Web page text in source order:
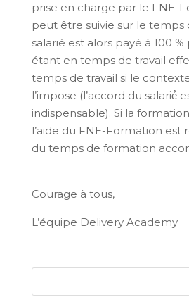
prise en charge par le FNE-
peut être suivie sur le temps
salarié est alors payé à 100
étant en temps de travail
temps de travail si le
l’impose (l’accord du salarié́
indispensable). Si la
l’aide du FNE-Formation est
du temps de formation
Courage à tous,
L’équipe Delivery Academy